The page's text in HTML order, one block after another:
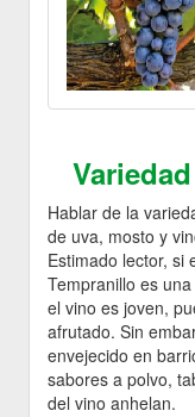
Hablar de la
de uva, mosto y
Estimado lector, si
Tempranillo es
el vino es joven,
afrutado. Sin
envejecido en
sabores a polvo,
del vino anhelan.